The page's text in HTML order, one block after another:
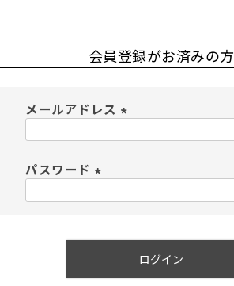
会員登録がお済みの方
メールアドレス
パスワード
ログイン